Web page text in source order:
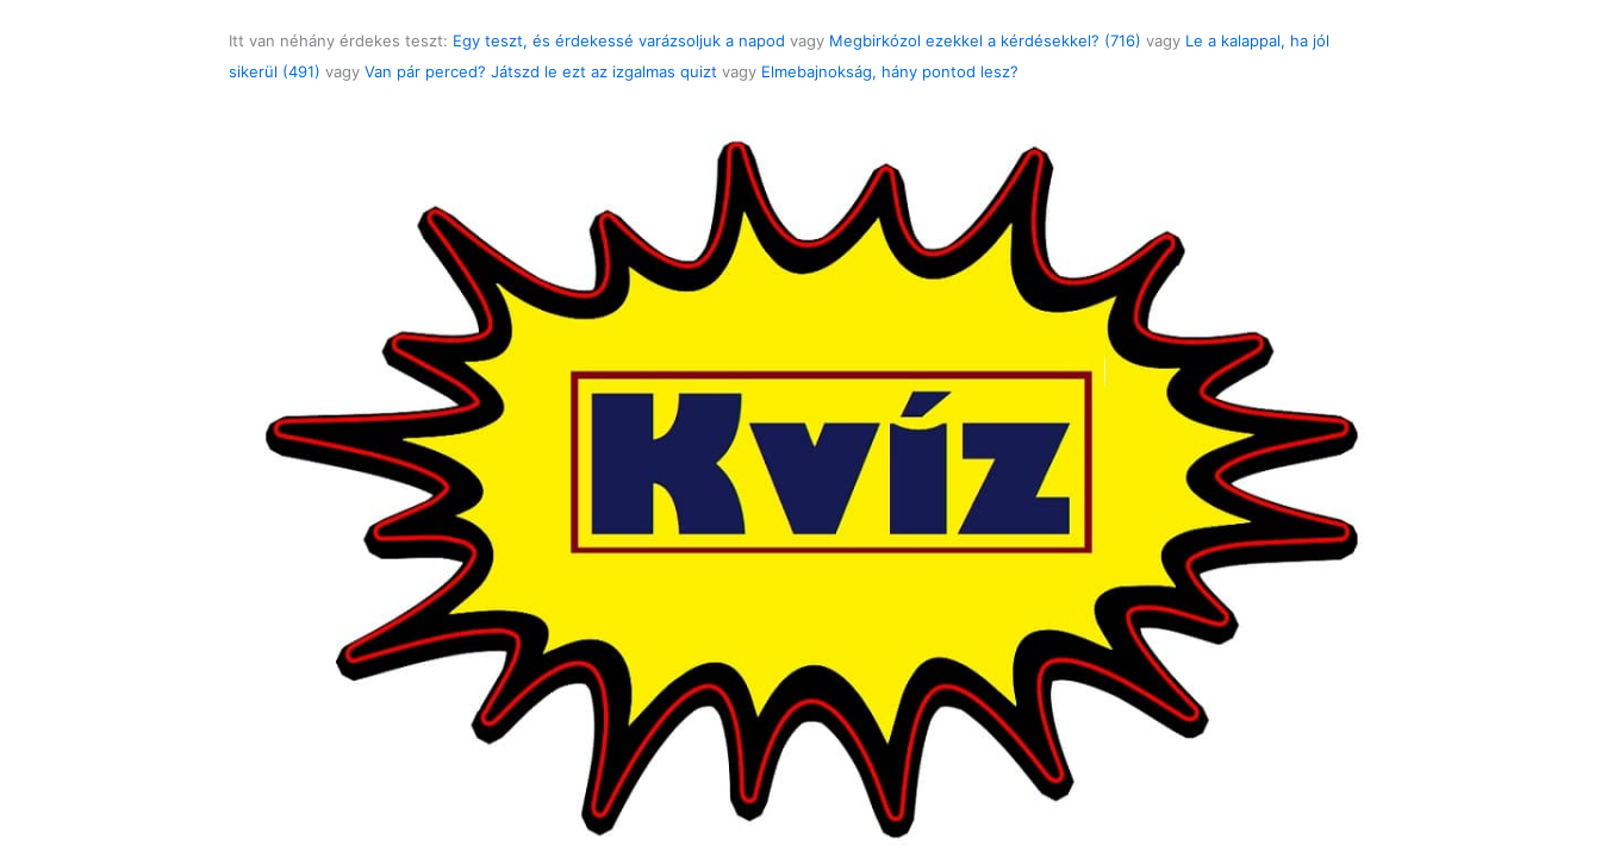
Itt van néhány érdekes teszt: Egy teszt, és érdekessé varázsoljuk a napod vagy Megbirkózol ezekkel a kérdésekkel? (716) vagy Le a kalappal, ha jól
sikerül (491) vagy Van pár perced? Játszd le ezt az izgalmas quizt vagy Elmebajnokság, hány pontod lesz?